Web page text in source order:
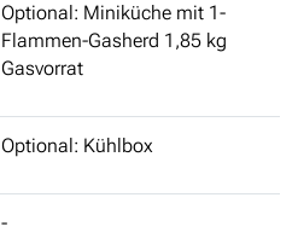
Optional: Miniküche mit 1-
Flammen-Gasherd 1,85 kg
Gasvorrat
Optional: Kühlbox
-